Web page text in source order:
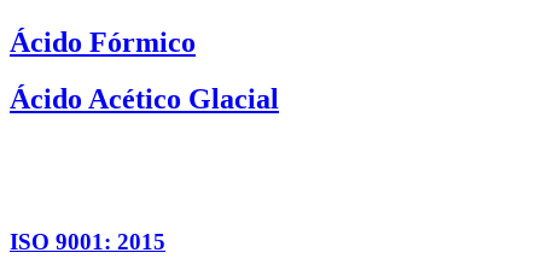
Ácido Fórmico
Ácido Acético Glacial
ISO 9001: 2015